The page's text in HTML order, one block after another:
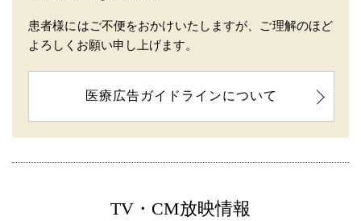
患者様にはご不便をおかけいたしますが、ご理解のほど
よろしくお願い申し上げます。
医療広告ガイドラインについて
TV・CM放映情報